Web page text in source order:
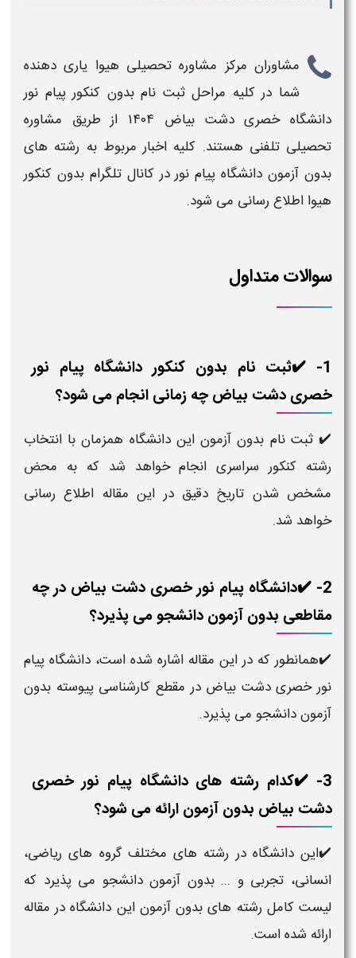
مشاوران مرکز مشاوره تحصیلی هیوا یاری دهنده
شما در کلیه مراحلثبت نام بدون کنکور پیام نور
دانشگاه خصری دشت بیاض ۱۴۰۴
از طریق مشاوره
تحصیلی تلفنی هستند. کلیه اخبار مربوط به رشته های
بدون آزمون دانشگاه پیام نور در کانال تلگرام بدون کنکور
هیوا اطلاع رسانی می شود.
سوالات متداول
1- ✔️ثبت نام بدون کنکور دانشگاه پیام نور
خصری دشت بیاض چه زمانی انجام می شود؟
✔️ ثبت نام بدون آزمون این دانشگاه همزمان با انتخاب
رشته کنکور سراسری انجام خواهد شد که به محض
مشخص شدن تاریخ دقیق در این مقاله اطلاع رسانی
خواهد شد.
2- ✔️دانشگاه پیام نور خصری دشت بیاض در چه
مقاطعی بدون آزمون دانشجو می پذیرد؟
✔️همانطور که در این مقاله اشاره شده است، دانشگاه پیام
نور خصری دشت بیاض در مقطع کارشناسی پیوسته بدون
آزمون دانشجو می پذیرد.
3- ✔️کدام رشته های دانشگاه پیام نور خصری
دشت بیاض بدون آزمون ارائه می شود؟
✔️این دانشگاه در رشته های مختلف گروه های ریاضی،
انسانی، تجربی و ... بدون آزمون دانشجو می پذیرد که
لیست کامل رشته های بدون آزمون این دانشگاه در مقاله
ارائه شده است.